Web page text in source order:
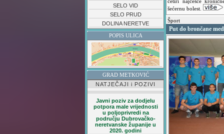
SELO VID
SELO PRUD
DOLINA NERETVE
POPIS ULICA
GRAD METKOVIĆ
NATJEČAJI i POZIVI
Javni poziv za dodjelu
potpora male vrijednosti
u poljoprivredi na
području Dubrovačko-
neretvanske županije u
2020. godini
četiri najčešće
šećernu bolest.
Šport
Put do brončane